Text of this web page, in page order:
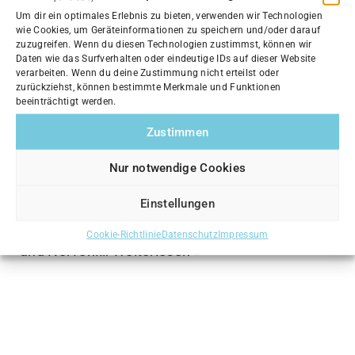
Um dir ein optimales Erlebnis zu bieten, verwenden wir Technologien
wie Cookies, um Geräteinformationen zu speichern und/oder darauf
zuzugreifen. Wenn du diesen Technologien zustimmst, können wir
Daten wie das Surfverhalten oder eindeutige IDs auf dieser Website
verarbeiten. Wenn du deine Zustimmung nicht erteilst oder
zurückziehst, können bestimmte Merkmale und Funktionen
beeinträchtigt werden.
Zustimmen
Nur notwendige Cookies
Einstellungen
Cookie-Richtlinie DatenschutzImpressum
Manuelle Therapie: Was ist das und
wofür ist sie gut?
vonJan Winter
physiotherapeutische Behandlungsform, die
Funktionsstörungen des Bewegungsapparates
beschäftigt. Dazu gehören Gelenke, Muskeln
und Nerven.…Weiterlesen »